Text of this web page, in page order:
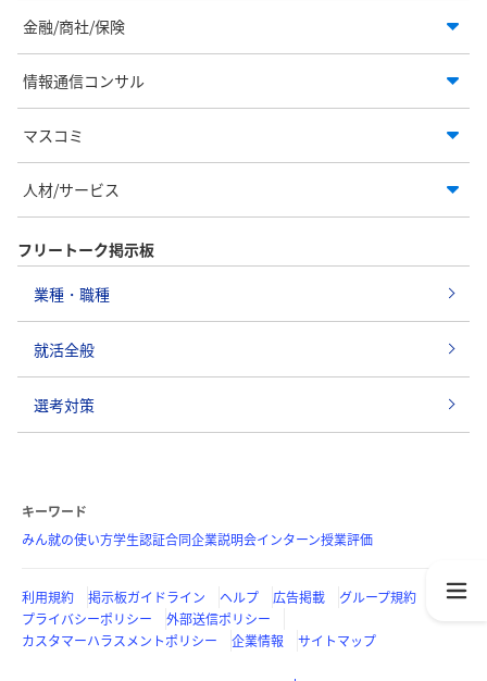
金融/商社/保険
情報通信コンサル
マスコミ
人材/サービス
フリートーク掲示板
業種・職種
就活全般
選考対策
キーワード
みん就の使い方学生認証合同企業説明会インターン授業評価
利用規約 掲示板ガイドライン ヘルプ 広告掲載
グループ規約
プライバシーポリシー
外部送信ポリシー
カスタマーハラスメントポリシー
企業情報 サイトマップ